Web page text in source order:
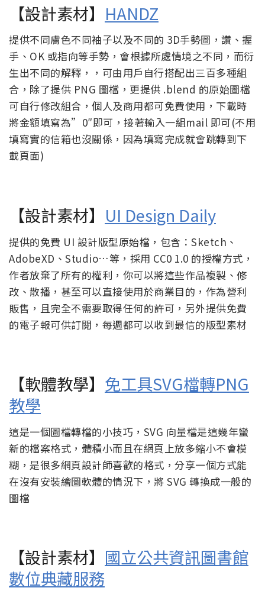
【設計素材】 HANDZ
提供不同膚色不同袖子以及不同的 3D手勢圖，讚、握
手、OK 或指向等手勢，會根據所處情境之不同，而衍
生出不同的解釋，，可由用戶自行搭配出三百多種組
合，除了提供 PNG 圖檔，更提供 .blend 的原始圖檔
可自行修改組合，個人及商用都可免費使用，下載時
將金額填寫為”0″即可，接著輸入一組mail 即可(不用
填寫實的信箱也沒關係，因為填寫完成就會跳轉到下
載頁面)
【設計素材】 UI Design Daily
提供的免費 UI 設計版型原始檔，包含：Sketch、
AdobeXD、Studio…等，採用 CC0 1.0 的授權方式，
作者放棄了所有的權利，你可以將這些作品複製、修
改、散播，甚至可以直接使用於商業目的，作為營利
販售，且完全不需要取得任何的許可，另外提供免費
的電子報可供訂閱，每週都可以收到最信的版型素材
【軟體教學】 免工具SVG檔轉PNG
教學
這是一個圖檔轉檔的小技巧，SVG 向量檔是這幾年蠻
新的檔案格式，體積小而且在網頁上放多縮小不會模
糊，是很多網頁設計師喜歡的格式，分享一個方式能
在沒有安裝繪圖軟體的情況下，將 SVG 轉換成一般的
圖檔
【設計素材】 國立公共資訊圖書館
數位典藏服務